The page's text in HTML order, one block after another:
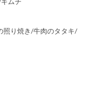
照り焼き/牛肉のタタキ/